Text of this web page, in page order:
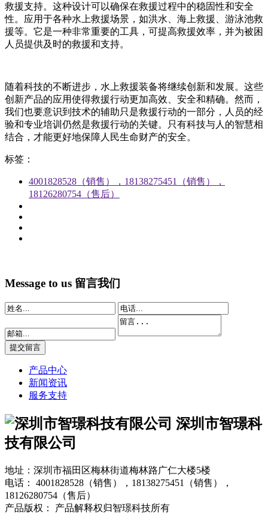
救援支持。这种设计可以确保在救援过程中的稳固性和安全
性。应用于各种水上救援场景，如洪水、海上救援、游泳池救
援等。它是一种非常重要的工具，可提高救援效率，并为被困
人员提供及时的救援和支持。
随着科技的不断进步，水上救援装备将继续创新和发展。这些
创新产品的应用使得救援行动更加高效、安全和精确。然而，
我们也要意识到技术的辅助只是救援行动的一部分，人员的经
验和专业培训仍然是救援行动的关键。只有科技与人的智慧相
结合，才能更好地保障人民生命财产的安全。
标签：
4001828528（销售），18138275451（销售），
18126280754（售后）
Message to us 留言我们
产品中心
新闻资讯
服务支持
深圳市智璟科
技有限公司
地址：深圳市福田区梅林街道梅林路广仁大楼5楼
电话： 4001828528（销售），18138275451（销售），
18126280754（售后）
产品版权： 产品解释权归智璟科技所有